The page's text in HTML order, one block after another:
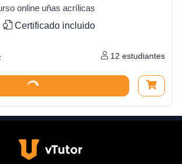
online uñas acrílicas
Certificado incluido
12 estudiantes